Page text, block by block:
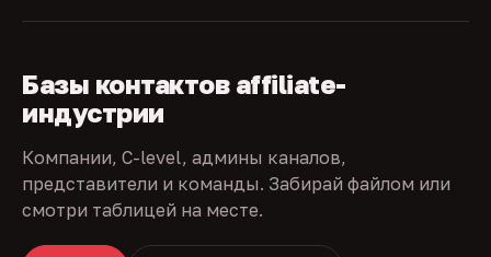
Базы контактов affiliate-
индустрии
Компании, C-level, админы каналов,
представители и команды. Забирай файлом или
смотри таблицей на месте.